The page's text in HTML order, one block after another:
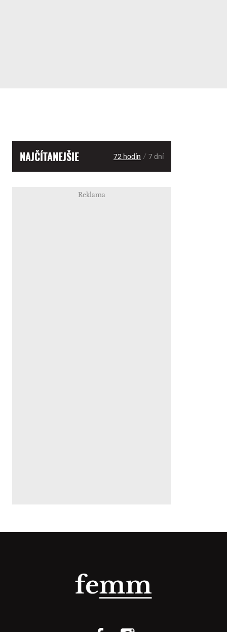
NAJČÍTANEJŠIE 72 hodín / 7 dní
Reklama